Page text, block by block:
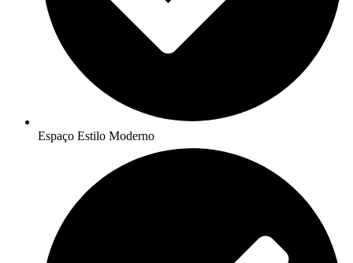
Espaço Estilo Moderno